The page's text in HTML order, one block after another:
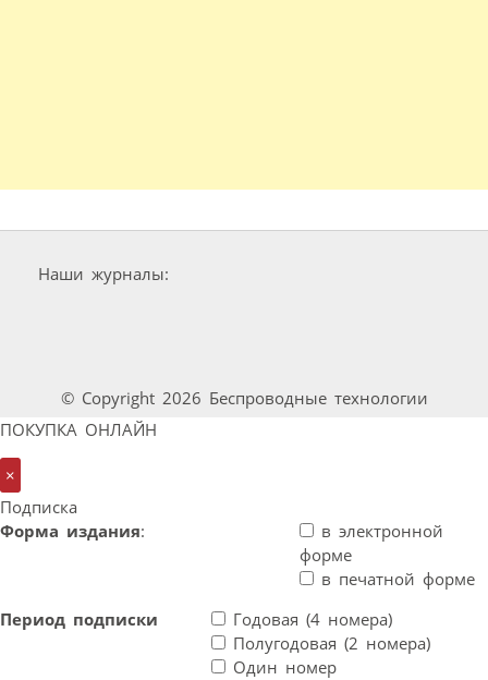
Наши журналы:
© Copyright 2026 Беспроводные технологии
ПОКУПКА ОНЛАЙН
×
Подписка
Форма издания:
в электронной
форме
в печатной форме
Период подписки
Годовая (4 номера)
Полугодовая (2 номера)
Один номер